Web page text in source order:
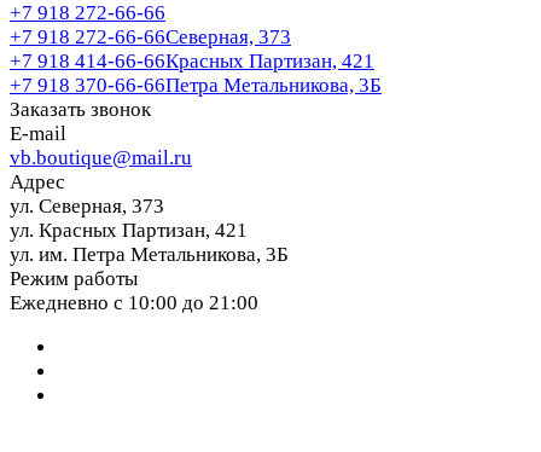
+7 918 272-66-66
+7 918 272-66-66Северная, 373
+7 918 414-66-66Красных Партизан, 421
+7 918 370-66-66Петра Метальникова, 3Б
Заказать звонок
E-mail
vb.boutique@mail.ru
Адрес
ул. Северная, 373
ул. Красных Партизан, 421
ул. им. Петра Метальникова, 3Б
Режим работы
Ежедневно с 10:00 до 21:00